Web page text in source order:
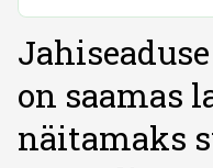
on saamas
näitamaks